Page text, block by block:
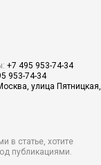
+7 495 953-74-34
953-74-34
улица Пятницкая,
в статье, хотите
публикациями.